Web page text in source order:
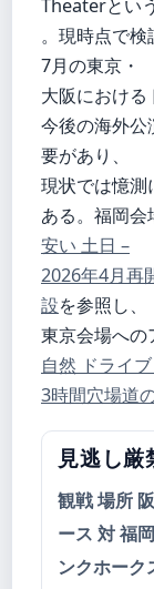
Theaterとい
。現時点で検
7月の東京・
大阪における
今後の海外公
要があり、
現状では憶測
ある。福岡会
安い 土日 –
2026年4月再
設を参照し、
東京会場への
自然 ドライ
3時間穴場道
見逃し厳
観戦 場所
ース 対 福
ンクホーク